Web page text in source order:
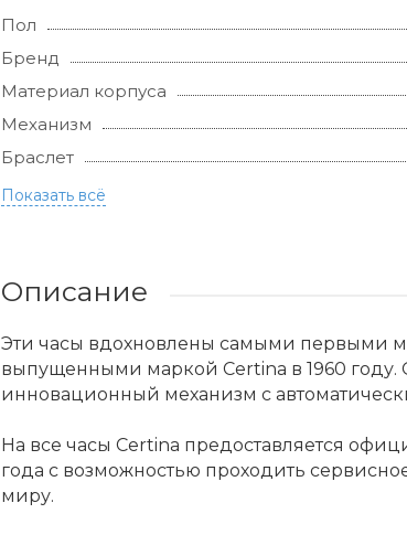
Пол
Бренд
Материал корпуса
Механизм
Браслет
Показать всё
Описание
Эти часы вдохновлены самыми первыми
выпущенными маркой Certina в 1960
инновационный механизм с
На все часы Certina предоставляется
года с возможностью проходить
миру.